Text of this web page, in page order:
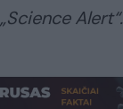
Alert“.